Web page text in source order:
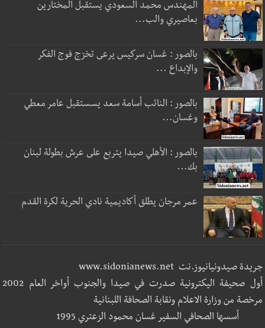
المهندس محمد السعودي يستقبل المختارين
بعاصيري والب...
بالصور : غسان سركيس يرعى تخرّج فوج الفكر
والإبداع ...
بالصور : النائب أسامة سعد يسستقبل عامر معطي
وغسان...
بالصور : الأهلي صيدا يتربع على عرش بطولة لبنان
بك...
عمر مرجان يطلق أكاديمية نادي الحرية لكرة القدم
جريدة صيدونيانيوز.نت www.sidonianews.net
أول صحيفة اليكترونية صدرت في صيدا والجنوب أواخر العام 2002
مرخصة من وزارة الاعلام ونقابة الصحافة اللبنانية
أسسها الصحافي السفير غسان محمود الزعتري 1995